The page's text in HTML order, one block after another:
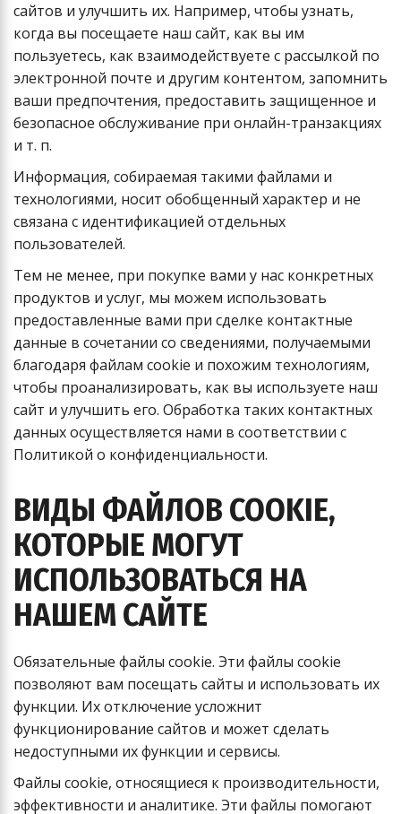
сайтов и улучшить их. Например, чтобы узнать,
когда вы посещаете наш сайт, как вы им
пользуетесь, как взаимодействуете с рассылкой по
электронной почте и другим контентом, запомнить
ваши предпочтения, предоставить защищенное и
безопасное обслуживание при онлайн-транзакциях
и т. п.
Информация, собираемая такими файлами и
технологиями, носит обобщенный характер и не
связана с идентификацией отдельных
пользователей.
Тем не менее, при покупке вами у нас конкретных
продуктов и услуг, мы можем использовать
предоставленные вами при сделке контактные
данные в сочетании со сведениями, получаемыми
благодаря файлам cookie и похожим технологиям,
чтобы проанализировать, как вы используете наш
сайт и улучшить его. Обработка таких контактных
данных осуществляется нами в соответствии с
Политикой о конфиденциальности.
ВИДЫ ФАЙЛОВ COOKIE,
КОТОРЫЕ МОГУТ
ИСПОЛЬЗОВАТЬСЯ НА
НАШЕМ САЙТЕ
Обязательные файлы cookie. Эти файлы cookie
позволяют вам посещать сайты и использовать их
функции. Их отключение усложнит
функционирование сайтов и может сделать
недоступными их функции и сервисы.
Файлы cookie, относящиеся к производительности,
эффективности и аналитике. Эти файлы помогают